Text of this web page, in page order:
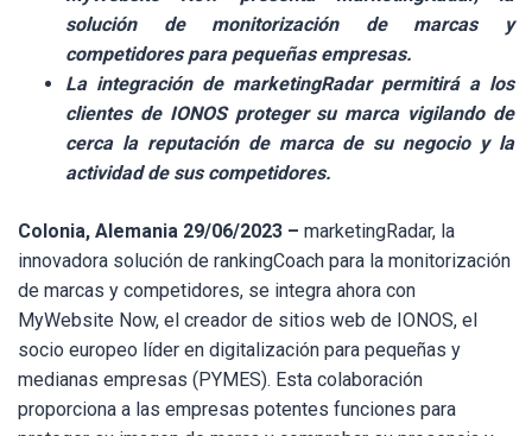
solución de monitorización de marcas y
competidores para pequeñas empresas.
La integración de marketingRadar permitirá a los
clientes de IONOS proteger su marca vigilando de
cerca la reputación de marca de su negocio y la
actividad de sus competidores.
Colonia, Alemania 29/06/2023 – marketingRadar, la
innovadora solución de rankingCoach para la monitorización
de marcas y competidores, se integra ahora con
MyWebsite Now, el creador de sitios web de IONOS, el
socio europeo líder en digitalización para pequeñas y
medianas empresas (PYMES). Esta colaboración
proporciona a las empresas potentes funciones para